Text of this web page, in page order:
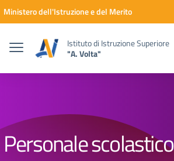
Vai ai contenuti
Vai al menu di navigazione
Vai al footer
Ministero dell'Istruzione e del Merito
Istituto di Istruzione Superiore
"A. Volta"
Personale scolastico